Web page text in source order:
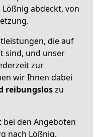
abdeckt, von
die auf
sind, und unser
zur
wir Ihnen dabei
reibungsloszu
bei den Angeboten
nach Lößnig.